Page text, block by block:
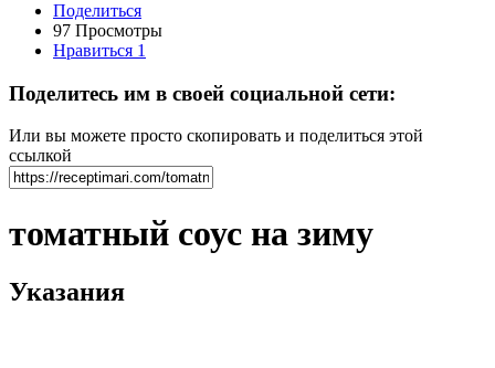
Поделиться
97 Просмотры
Нравиться 1
Поделитесь им в своей социальной сети:
Или вы можете просто скопировать и поделиться этой
ссылкой
томатный соус на зиму
Указания